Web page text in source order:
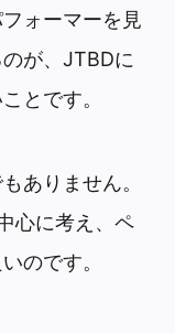
ォーマーを見
が、JTBDに
とです。
ありません。
心に考え、ペ
のです。